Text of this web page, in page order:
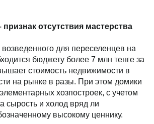
отсутствия мастерства
для переселенцев на
бюджету более 7 млн тенге за
стоимость недвижимости в
на рынке в разы. При этом домики
хозпостроек, с учетом
сырость и холод вряд ли
высокому ценнику.